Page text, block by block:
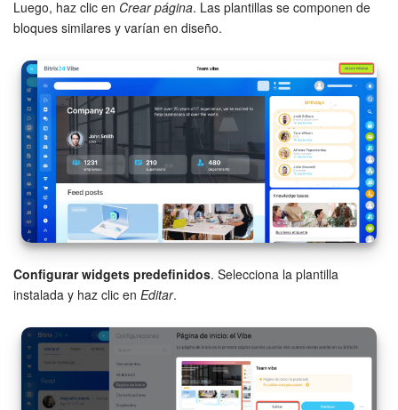
Luego, haz clic en Crear página. Las plantillas se componen de
bloques similares y varían en diseño.
Configurar widgets predefinidos. Selecciona la plantilla
instalada y haz clic en Editar.